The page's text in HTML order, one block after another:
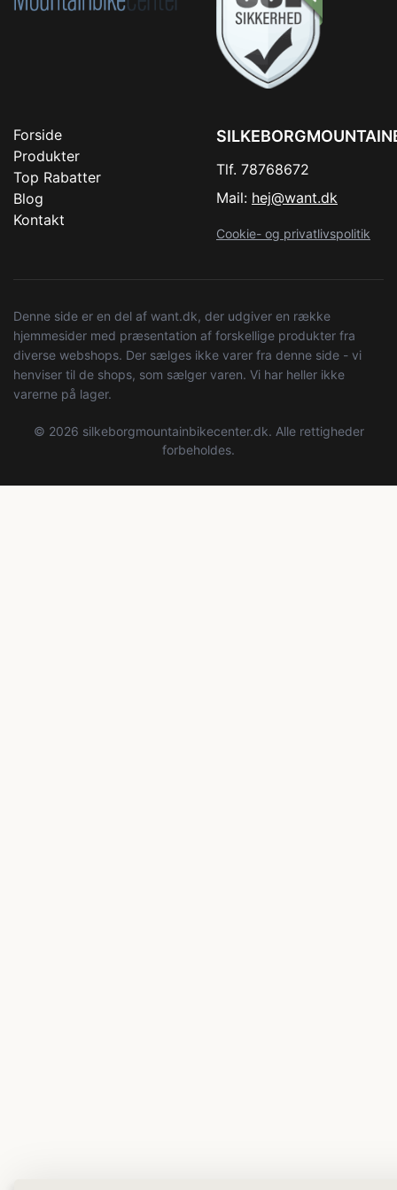
Forside
Produkter
Top Rabatter
Blog
Kontakt
Tlf. 78768672
Mail: hej@want.dk
Cookie- og privatlivspolitik
Denne side er en del af want.dk, der udgiver en række
hjemmesider med præsentation af forskellige produkter fra
diverse webshops. Der sælges ikke varer fra denne side - vi
henviser til de shops, som sælger varen. Vi har heller ikke
varerne på lager.
© 2026 silkeborgmountainbikecenter.dk. Alle rettigheder
forbeholdes.